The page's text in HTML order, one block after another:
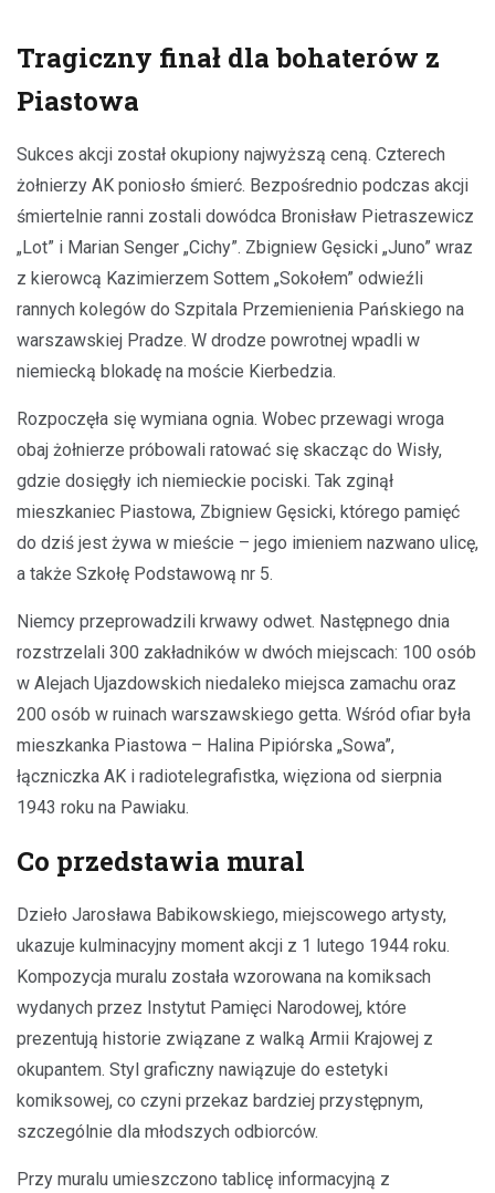
Tragiczny finał dla bohaterów z
Piastowa
Sukces akcji został okupiony najwyższą ceną. Czterech
żołnierzy AK poniosło śmierć. Bezpośrednio podczas akcji
śmiertelnie ranni zostali dowódca Bronisław Pietraszewicz
„Lot” i Marian Senger „Cichy”. Zbigniew Gęsicki „Juno” wraz
z kierowcą Kazimierzem Sottem „Sokołem” odwieźli
rannych kolegów do Szpitala Przemienienia Pańskiego na
warszawskiej Pradze. W drodze powrotnej wpadli w
niemiecką blokadę na moście Kierbedzia.
Rozpoczęła się wymiana ognia. Wobec przewagi wroga
obaj żołnierze próbowali ratować się skacząc do Wisły,
gdzie dosięgły ich niemieckie pociski. Tak zginął
mieszkaniec Piastowa, Zbigniew Gęsicki, którego pamięć
do dziś jest żywa w mieście – jego imieniem nazwano ulicę,
a także Szkołę Podstawową nr 5.
Niemcy przeprowadzili krwawy odwet. Następnego dnia
rozstrzelali 300 zakładników w dwóch miejscach: 100 osób
w Alejach Ujazdowskich niedaleko miejsca zamachu oraz
200 osób w ruinach warszawskiego getta. Wśród ofiar była
mieszkanka Piastowa – Halina Pipiórska „Sowa”,
łączniczka AK i radiotelegrafistka, więziona od sierpnia
1943 roku na Pawiaku.
Co przedstawia mural
Dzieło Jarosława Babikowskiego, miejscowego artysty,
ukazuje kulminacyjny moment akcji z 1 lutego 1944 roku.
Kompozycja muralu została wzorowana na komiksach
wydanych przez Instytut Pamięci Narodowej, które
prezentują historie związane z walką Armii Krajowej z
okupantem. Styl graficzny nawiązuje do estetyki
komiksowej, co czyni przekaz bardziej przystępnym,
szczególnie dla młodszych odbiorców.
Przy muralu umieszczono tablicę informacyjną z